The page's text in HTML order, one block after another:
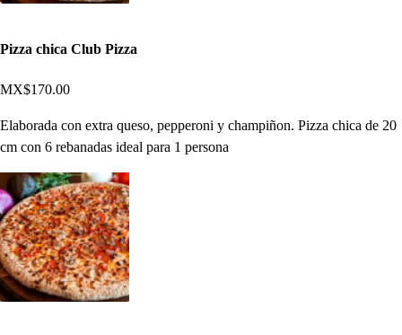
Pizza chica Club Pizza
MX$170.00
Elaborada con extra queso, pepperoni y champiñon. Pizza chica de 20
cm con 6 rebanadas ideal para 1 persona